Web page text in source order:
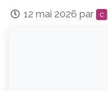
12 mai 2026 par